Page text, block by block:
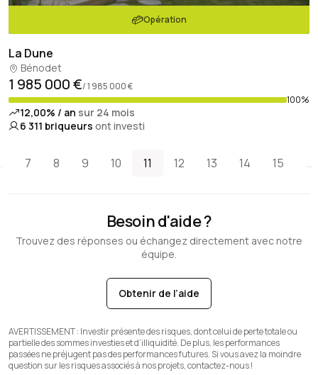
Opération
La Dune
Bénodet
1 985 000 €/ 1 985 000 €
100%
12,00% / an sur 24 mois
6 311 briqueurs ont investi
7 8 9 10 11 12 13 14 15 …
Besoin d'aide ?
Trouvez des réponses ou échangez directement avec notre
équipe.
Obtenir de l’aide
AVERTISSEMENT : Investir présente des risques, dont celui de perte totale ou
partielle des sommes investies et d’illiquidité. De plus, les performances
passées ne préjugent pas des performances futures. Si vous avez la moindre
question sur les risques associés à nos projets, contactez-nous !